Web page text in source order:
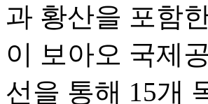
과 황산을 포함
이 보아오 국제
선을 통해 15개